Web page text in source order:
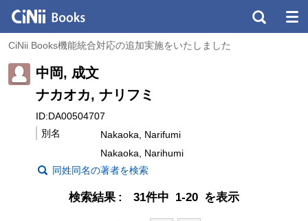
CiNii Books機能統合対応の追加実施をいたしました
中岡, 成文
ナカオカ, ナリフミ
ID:DA00504707
別名
Nakaoka, Narifumi
Nakaoka, Narihumi
同姓同名の著者を検索
検索結果 31件中 1-20 を表示